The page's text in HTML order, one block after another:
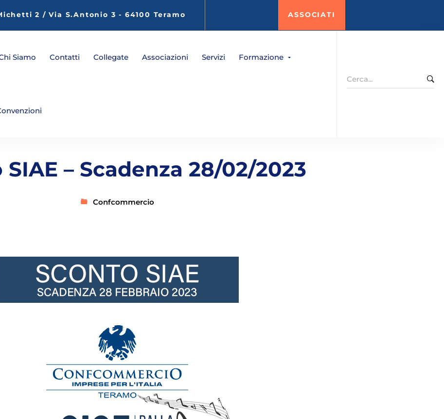
2 / Via S.Antonio 3 - 64100 Teramo ASSOCIATI
Siamo Contatti Collegate Associazioni Servizi Formazione
Search
for:
– Scadenza 28/02/2023
Confcommercio